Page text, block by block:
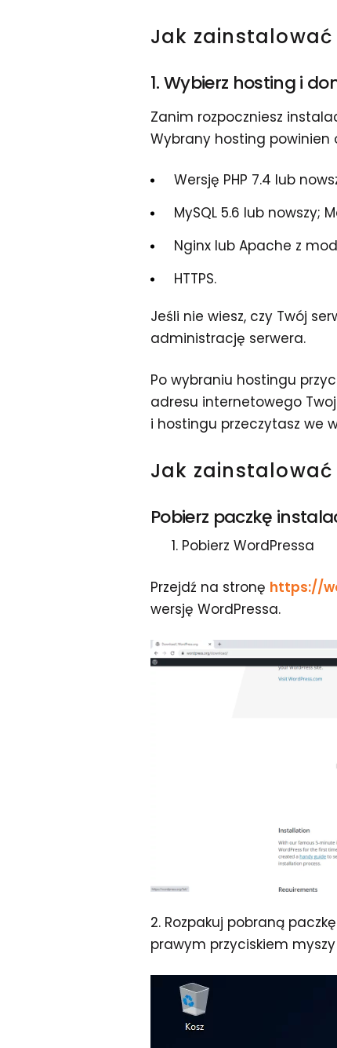
Jak zainstalować
1. Wybierz hosting i
Zanim rozpoczniesz
Wybrany hosting powinien
Wersję PHP 7.4 lub
MySQL 5.6 lub nowszy;
Nginx lub Apache z
HTTPS.
Jeśli nie wiesz, czy Twój
administrację serwera.
Po wybraniu hostingu
adresu internetowego
i hostingu przeczytasz we
Jak zainstalować
Pobierz paczkę
Pobierz WordPressa
Przejdź na stronę https://
wersję WordPressa.
2. Rozpakuj pobraną
prawym przyciskiem